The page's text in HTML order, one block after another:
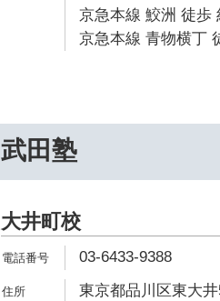
京急本線 鮫洲 徒歩
京急本線 青物横丁
武田塾
大井町校
03-6433-9388
東京都品川区東大